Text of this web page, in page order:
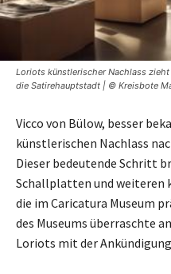
Loriots künstlerischer Nachlass
die Satirehauptstadt | © Kreisbote
Vicco von Bülow, besser
künstlerischen Nachlass
Dieser bedeutende Schritt
Schallplatten und weiteren
die im Caricatura Museum
des Museums überraschte
Loriots mit der